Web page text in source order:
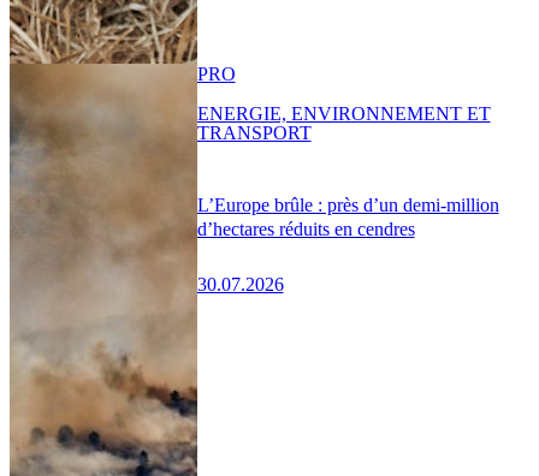
L’Europe brûle : près d’un demi-million
d’hectares réduits en cendres
30.07.2026
PRO
ENERGIE, ENVIRONNEMENT ET
TRANSPORT